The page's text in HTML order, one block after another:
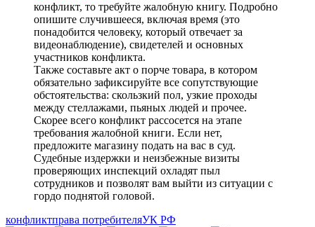
конфликт, то требуйте жалобную книгу. Подробно
опишите случившееся, включая время (это
понадобится человеку, который отвечает за
видеонаблюдение), свидетелей и основных
участников конфликта.
Также составьте акт о порче товара, в котором
обязательно зафиксируйте все сопутствующие
обстоятельства: скользкий пол, узкие проходы
между стеллажами, пьяных людей и прочее.
Скорее всего конфликт рассосется на этапе
требования жалобной книги. Если нет,
предложите магазину подать на вас в суд.
Судебные издержки и неизбежные визиты
проверяющих инспекций охладят пыл
сотрудников и позволят вам выйти из ситуации с
гордо поднятой головой.
конфликтправа потребителяУК РФ